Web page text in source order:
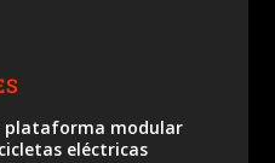
plataforma modular
eléctricas